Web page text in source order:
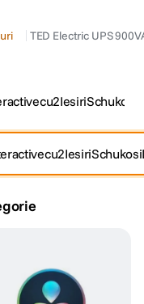
TED Electric UPS